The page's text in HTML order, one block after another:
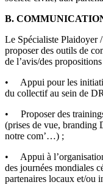
B.
Le Spécialiste Plaidoyer
proposer des outils de
de l’avis/des
• Appui pour les
du collectif au sein de
• Proposer des
(prises de vue, branding
notre com’…) ;
• Appui à l’organisation
des journées mondiales
partenaires locaux et/ou